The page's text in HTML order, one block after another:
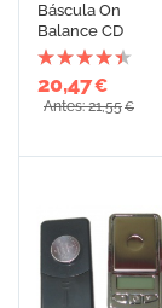
Báscula On
Balance CD
20,47€
Antes: 21,55€